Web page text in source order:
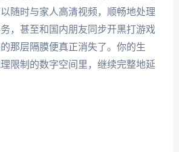
随时与家人高清视频，顺畅地处理
，甚至和国内朋友同步开黑打游戏
那层隔膜便真正消失了。你的生
限制的数字空间里，继续完整地延